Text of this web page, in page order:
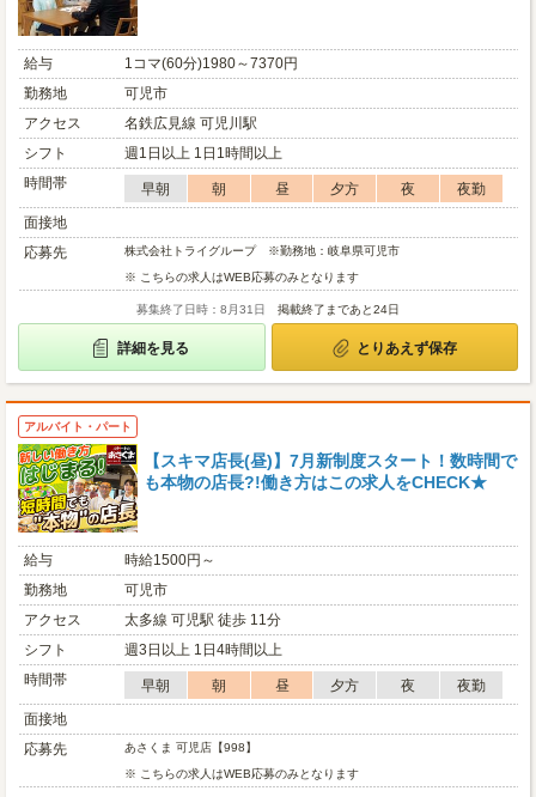
給与
1コマ(60分)1980～7370円
勤務地
可児市
アクセス
名鉄広見線 可児川駅
シフト
週1日以上 1日1時間以上
時間帯
早朝 朝 昼 夕方 夜
夜勤
面接地
応募先
株式会社トライグループ ※勤務地：岐阜県可児市
※ こちらの求人はWEB応募のみとなります
募集終了日時：8月31日 掲載終了まであと24日
詳細を見る とりあえず保存
アルバイト・パート
【スキマ店長(昼)】7月新制度スタート！数時間で
も本物の店長?!働き方はこの求人をCHECK★
給与
時給1500円～
勤務地
可児市
アクセス
太多線 可児駅 徒歩 11分
シフト
週3日以上 1日4時間以上
時間帯
早朝 朝 昼 夕方 夜
夜勤
面接地
応募先
あさくま 可児店【998】
※ こちらの求人はWEB応募のみとなります